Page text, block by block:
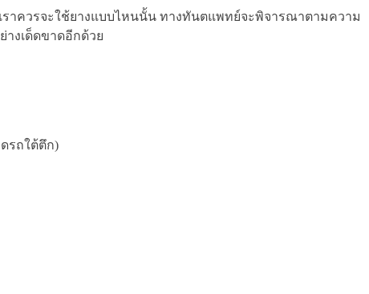
าควรจะใช้ยางแบบไหนนั้น ทางทันตแพทย์จะพิจารณาตามความ
างเด็ดขาดอีกด้วย
รถใต้ตึก)